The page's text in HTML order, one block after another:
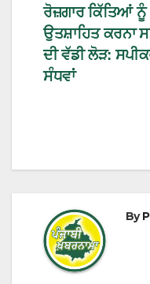
ਰੋਜ਼ਗਾਰ ਕਿੱਤਿਆਂ ਨੂੰ
ਉਤਸ਼ਾਹਿਤ ਕਰਨਾ
ਦੀ ਵੱਡੀ ਲੋੜ:
ਸੰਧਵਾਂ
By